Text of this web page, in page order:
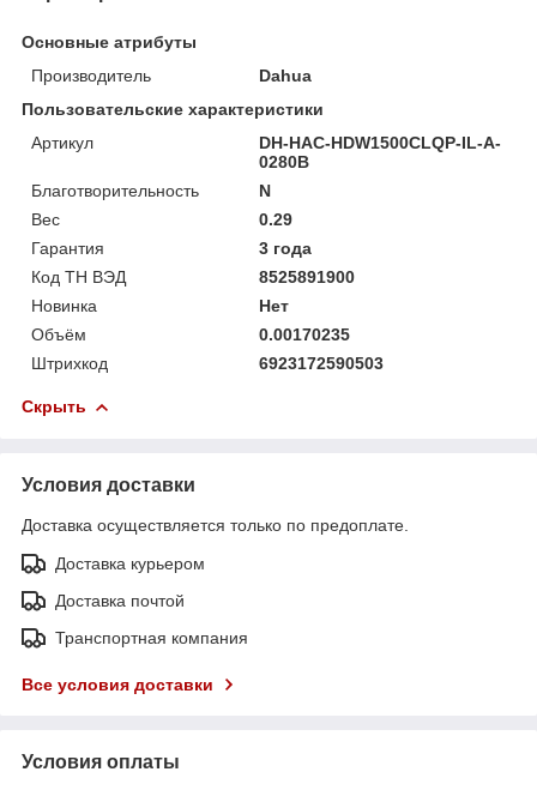
Основные атрибуты
Производитель
Dahua
Пользовательские характеристики
Артикул
DH-HAC-HDW1500CLQP-IL-A-
0280B
Благотворительность
N
Вес
0.29
Гарантия
3 года
Код ТН ВЭД
8525891900
Новинка
Нет
Объём
0.00170235
Штрихкод
6923172590503
Скрыть
Условия доставки
Доставка осуществляется только по предоплате.
Доставка курьером
Доставка почтой
Транспортная компания
Все условия доставки
Условия оплаты